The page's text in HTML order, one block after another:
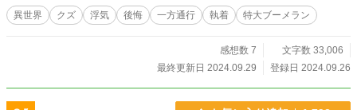
インに愛を伝え続ける話です。 ※他サイトからの転載です。
異世界 クズ 浮気 後悔 一方通行 執着 特大ブーメラン
感想数 7
文字数 33,006
最終更新日 2024.09.29
登録日 2024.09.26